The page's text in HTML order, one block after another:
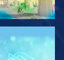
VERKEN DE